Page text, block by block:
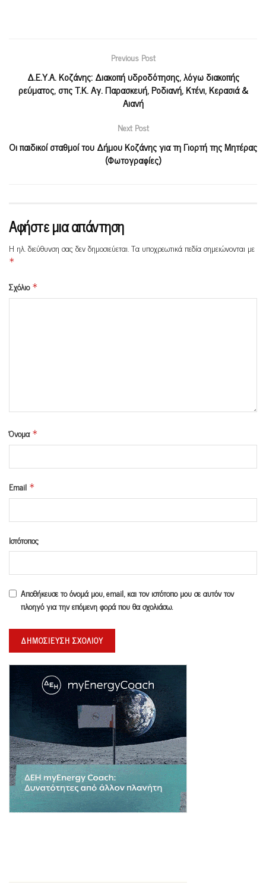
Previous Post
Δ.Ε.Υ.Α. Κοζάνης: Διακοπή υδροδότησης, λόγω διακοπής
ρεύματος, στις Τ.Κ. Αγ. Παρασκευή, Ροδιανή, Κτένι, Κερασιά &
Αιανή
Next Post
Οι παιδικοί σταθμοί του Δήμου Κοζάνης για τη Γιορτή της Μητέρας
(Φωτογραφίες)
Αφήστε μια απάντηση
Η ηλ. διεύθυνση σας δεν δημοσιεύεται.Τα υποχρεωτικά πεδία σημειώνονται με
*
Σχόλιο *
Όνομα *
Email *
Ιστότοπος
Αποθήκευσε το όνομά μου, email, και τον ιστότοπο μου σε αυτόν τον
πλοηγό για την επόμενη φορά που θα σχολιάσω.